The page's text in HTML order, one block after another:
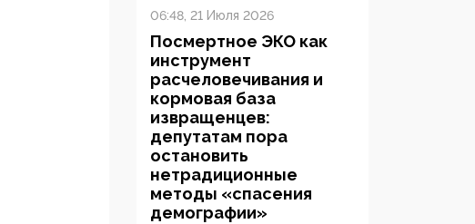
06:48, 21 Июля 2026
Посмертное ЭКО как
инструмент
расчеловечивания и
кормовая база
извращенцев:
депутатам пора
остановить
нетрадиционные
методы «спасения
демографии»